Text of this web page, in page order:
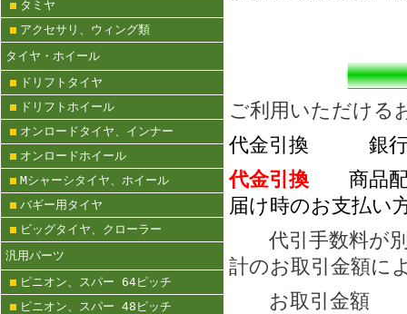
タミヤ
アクセサリ、ウィング類
タイヤ・ホイール
ドリフトタイヤ
ドリフトホイール
オンロードタイヤ、インナー
オンロードホイール
Mシャーシタイヤ、ホイール
バギー用タイヤ
ビッグタイヤ、クローラー
汎用パーツ
ピニオン、スパー 64ピッチ
ピニオン、スパー 48ピッチ
ご利用いただける
代金引換 銀行
代金引換 商品配
届け時のお支払い
代引手数料が別
計のお取引金額に
お取引